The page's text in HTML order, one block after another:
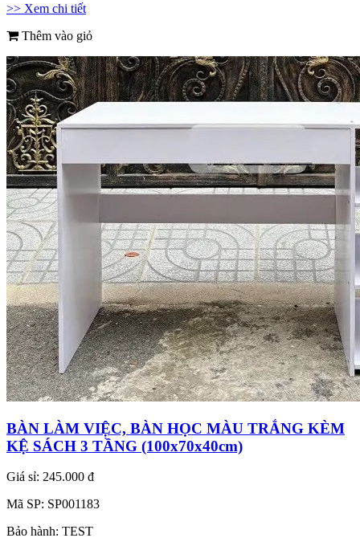
>> Xem chi tiết
Thêm vào giỏ
BÀN LÀM VIỆC, BÀN HỌC MÀU TRẮNG KÈM
KỆ SÁCH 3 TẦNG (100x70x40cm)
Giá sỉ: 245.000 đ
Mã SP: SP001183
Bảo hành: TEST